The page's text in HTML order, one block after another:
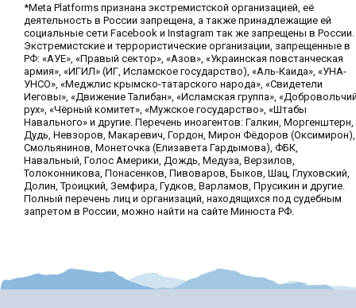
*Meta Platforms признана экстремистской организацией, её
деятельность в России запрещена, а также принадлежащие ей
социальные сети Facebook и Instagram так же запрещены в России.
Экстремистские и террористические организации, запрещенные в
РФ: «АУЕ», «Правый сектор», «Азов», «Украинская повстанческая
армия», «ИГИЛ» (ИГ, Исламское государство), «Аль-Каида», «УНА-
УНСО», «Меджлис крымско-татарского народа», «Свидетели
Иеговы», «Движение Талибан», «Исламская группа»,
рух», «Чёрный комитет», «Мужское государство», «Штабы
Навального» и другие. Перечень иноагентов: Галкин, Моргенштерн,
Дудь, Невзоров, Макаревич, Гордон, Мирон Фёдоров (Оксимирон),
Смольянинов, Монеточка (Елизавета Гардымова), ФБК,
Навальный, Голос Америки, Дождь, Медуза, Верзилов,
Толоконникова, Понасенков, Пивоваров, Быков, Шац, Глуховский,
Долин, Троицкий, Земфира, Гудков, Варламов, Прусикин и другие.
Полный перечень лиц и организаций, находящихся под судебным
запретом в России, можно найти на сайте Минюста РФ.